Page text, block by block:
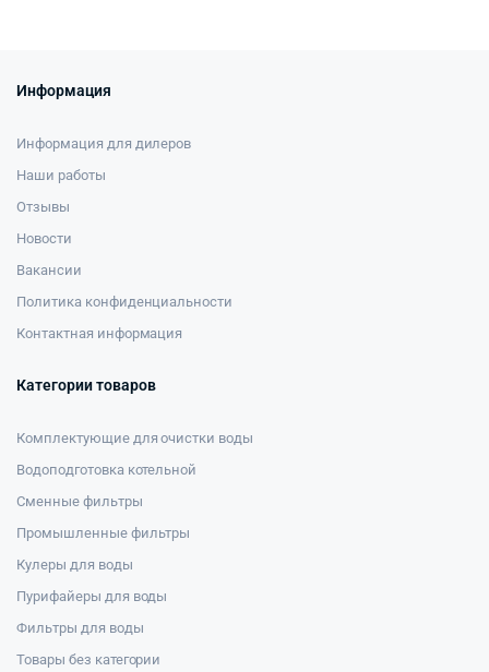
Информация
Информация для дилеров
Наши работы
Отзывы
Новости
Вакансии
Политика конфиденциальности
Контактная информация
Категории товаров
Комплектующие для очистки воды
Водоподготовка котельной
Сменные фильтры
Промышленные фильтры
Кулеры для воды
Пурифайеры для воды
Фильтры для воды
Товары без категории